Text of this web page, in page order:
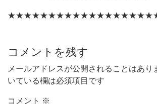
コメントを残す
メールアドレスが公開されることはあり
いている欄は必須項目です
コメント ※